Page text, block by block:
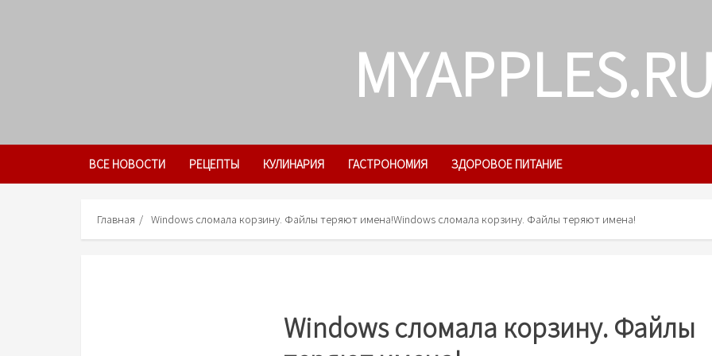
ВСЕ НОВОСТИ РЕЦЕПТЫ КУЛИНАРИЯ ГАСТРОНОМИЯ ЗДОРОВОЕ ПИТАНИЕ
Главная Windows сломала корзину. Файлы теряют имена!Windows сломала корзину. Файлы теряют имена!
Windows сломала корзину. Файлы